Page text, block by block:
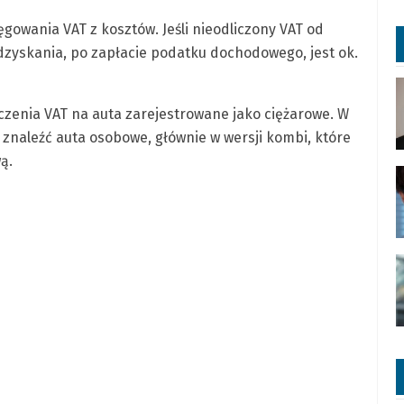
VAT z kosztów. Jeśli nieodliczony VAT od
po zapłacie podatku dochodowego, jest ok.
VAT na auta zarejestrowane jako ciężarowe. W
auta osobowe, głównie w wersji kombi, które